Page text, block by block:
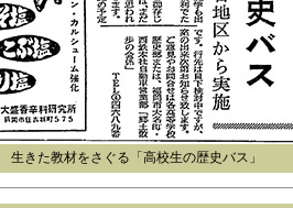
生きた教材をさぐる「高校生の歴史バス」